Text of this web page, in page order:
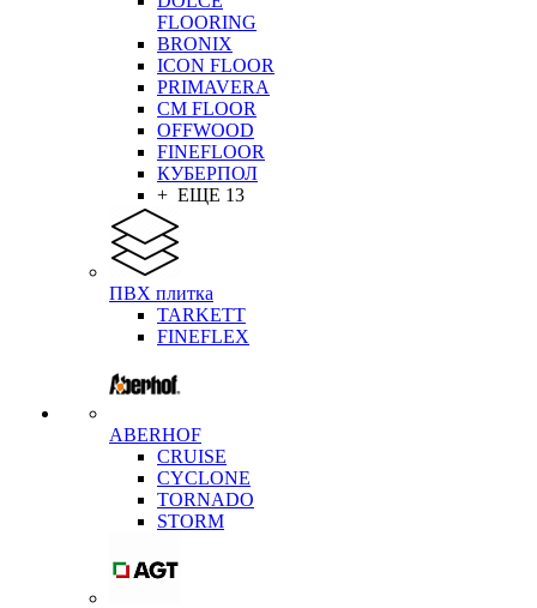
FLOORING
BRONIX
ICON FLOOR
PRIMAVERA
CM FLOOR
OFFWOOD
FINEFLOOR
КУБЕРПОЛ
+ ЕЩЕ 13
ПВХ плитка
TARKETT
FINEFLEX
ABERHOF
CRUISE
CYCLONE
TORNADO
STORM